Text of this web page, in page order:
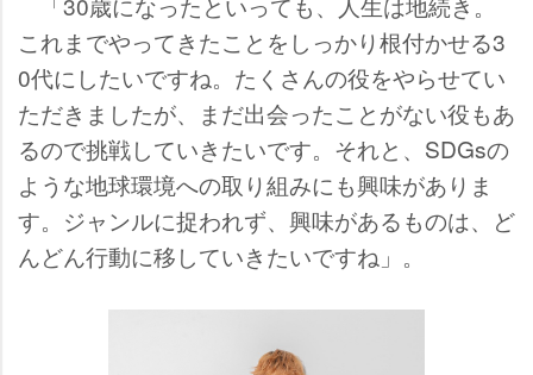
これまでやってきたことをしっかり根付かせる3
0代にしたいですね。たくさんの役をやらせてい
ただきましたが、まだ出会ったことがない役もあ
るので挑戦していきたいです。それと、SDGsの
ような地球環境への取り組みにも興味がありま
す。ジャンルに捉われず、興味があるものは、ど
んどん行動に移していきたいですね」。